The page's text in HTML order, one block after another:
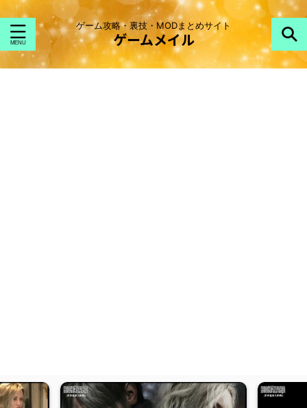
ゲーム攻略・裏技・MODまとめサイト
ゲームメイル